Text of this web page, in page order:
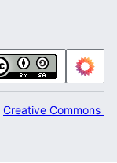
Creative Commons